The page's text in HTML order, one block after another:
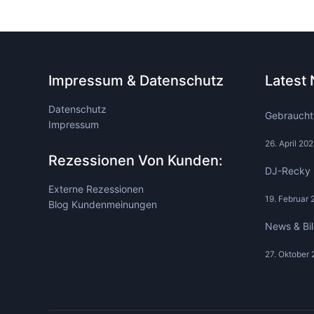
Impressum & Datenschutz
Datenschutz
Impressum
Rezessionen Von Kunden:
Externe Rezessionen
Blog Kundenmeinungen
Latest
26. April
DJ-Recky
19. Februar
News &
27. Oktober